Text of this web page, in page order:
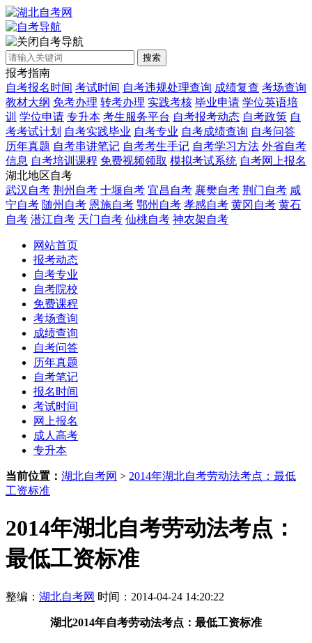
自考导航
搜索
报考指南
自考报名时间 考试时间 自考违规处理查询 成绩复查 考场查询
教材大纲 免考办理 转考办理 实践考核 毕业申请 学位英语培
训 学位申请 专升本 考生服务平台 自考报考动态 自考政策 自
考考试计划 自考实践毕业 自考专业 自考成绩查询 自考问答
历年真题 自考串讲笔记 自考考生手记 自考学习方法 外省自考
信息 自考培训课程 免费视频领取 模拟考试系统 自考网上报名
湖北地区自考
武汉自考 荆州自考 十堰自考 宜昌自考 襄樊自考 荆门自考 咸
宁自考 随州自考 恩施自考 鄂州自考 孝感自考 黄冈自考 黄石
自考 潜江自考 天门自考 仙桃自考 神农架自考
网站首页
报考动态
自考专业
自考院校
免费课程
考场查询
成绩查询
自考问答
历年真题
自考笔记
报名时间
考试时间
网上报名
成人高考
专升本
当前位置： 湖北自考网 > 2014年湖北自考劳动法考点：最低
工资标准
2014年湖北自考劳动法考点：
最低工资标准
整编： 湖北自考网 时间：2014-04-24 14:20:22
湖北2014年自考劳动法考点：最低工资标准